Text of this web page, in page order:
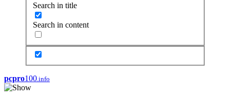
Search in title
Search in content
pcpro100.info